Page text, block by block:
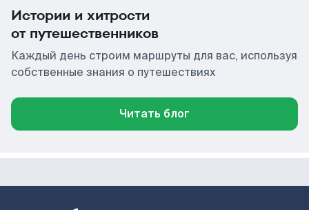
Истории и хитрости
от путешественников
Каждый день строим маршруты для вас, используя
собственные знания о путешествиях
Читать блог